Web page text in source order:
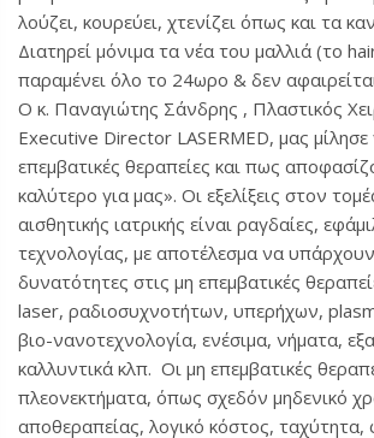
λούζει, κουρεύει, χτενίζει όπως και τα
Διατηρεί μόνιμα τα νέα του μαλλιά (το
παραμένει όλο το 24ωρο & δεν
Ο κ. Παναγιώτης Σάνδρης , Πλαστικός
Executive Director LASERMED, μας μίλησε
επεμβατικές θεραπείες και πως
καλύτερο για μας». Οι εξελίξεις στον
αισθητικής ιατρικής είναι ραγδαίες,
τεχνολογίας, με αποτέλεσμα να
δυνατότητες στις μη επεμβατικές
laser, ραδιοσυχνοτήτων, υπερήχων,
βιο-νανοτεχνολογία, ενέσιμα, νήματα,
καλλυντικά κλπ. Οι μη επεμβατικές
πλεονεκτήματα, όπως σχεδόν μηδενικό
αποθεραπείας, λογικό κόστος, ταχύτητα,